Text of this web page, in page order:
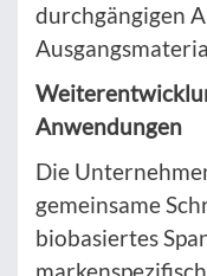
durchgängigen
Anwendungen
Die
gemeinsame
biobasiertes